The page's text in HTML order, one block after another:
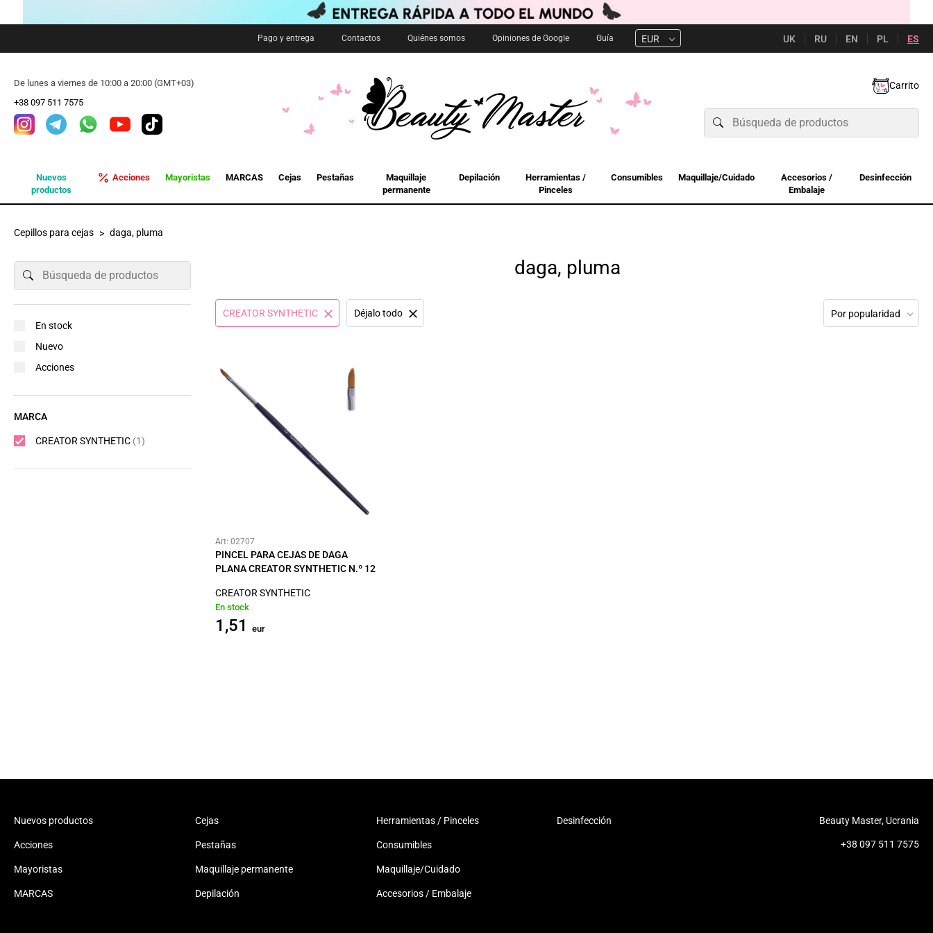
Pago y entrega Contactos Quiénes somos Opiniones de Google Guía EUR UK RU EN PL ES
De lunes a viernes de 10:00 a 20:00 (GMT+03)
+38 097 511 7575
Carrito
Nuevos
productos
Acciones Mayoristas MARCAS Cejas Pestañas
Maquillaje
permanente
Depilación
Herramientas /
Pinceles
Consumibles Maquillaje/Cuidado
Accesorios /
Embalaje
Desinfección
Cepillos para cejas daga, pluma
daga, pluma
Por popularidad
CREATOR SYNTHETIC Déjalo todo
Art: 02707
PINCEL PARA CEJAS DE DAGA
PLANA CREATOR SYNTHETIC N.º 12
CREATOR SYNTHETIC
En stock
1,51 eur
En stock
Nuevo
Acciones
MARCA
CREATOR SYNTHETIC (1)
Nuevos productos
Acciones
Mayoristas
MARCAS
Cejas
Pestañas
Maquillaje permanente
Depilación
Herramientas / Pinceles
Consumibles
Maquillaje/Cuidado
Accesorios / Embalaje
Desinfección Beauty Master, Ucrania
+38 097 511 7575